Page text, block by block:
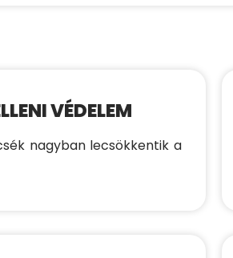
VÉDELEM
nagyban lecsökkentik a